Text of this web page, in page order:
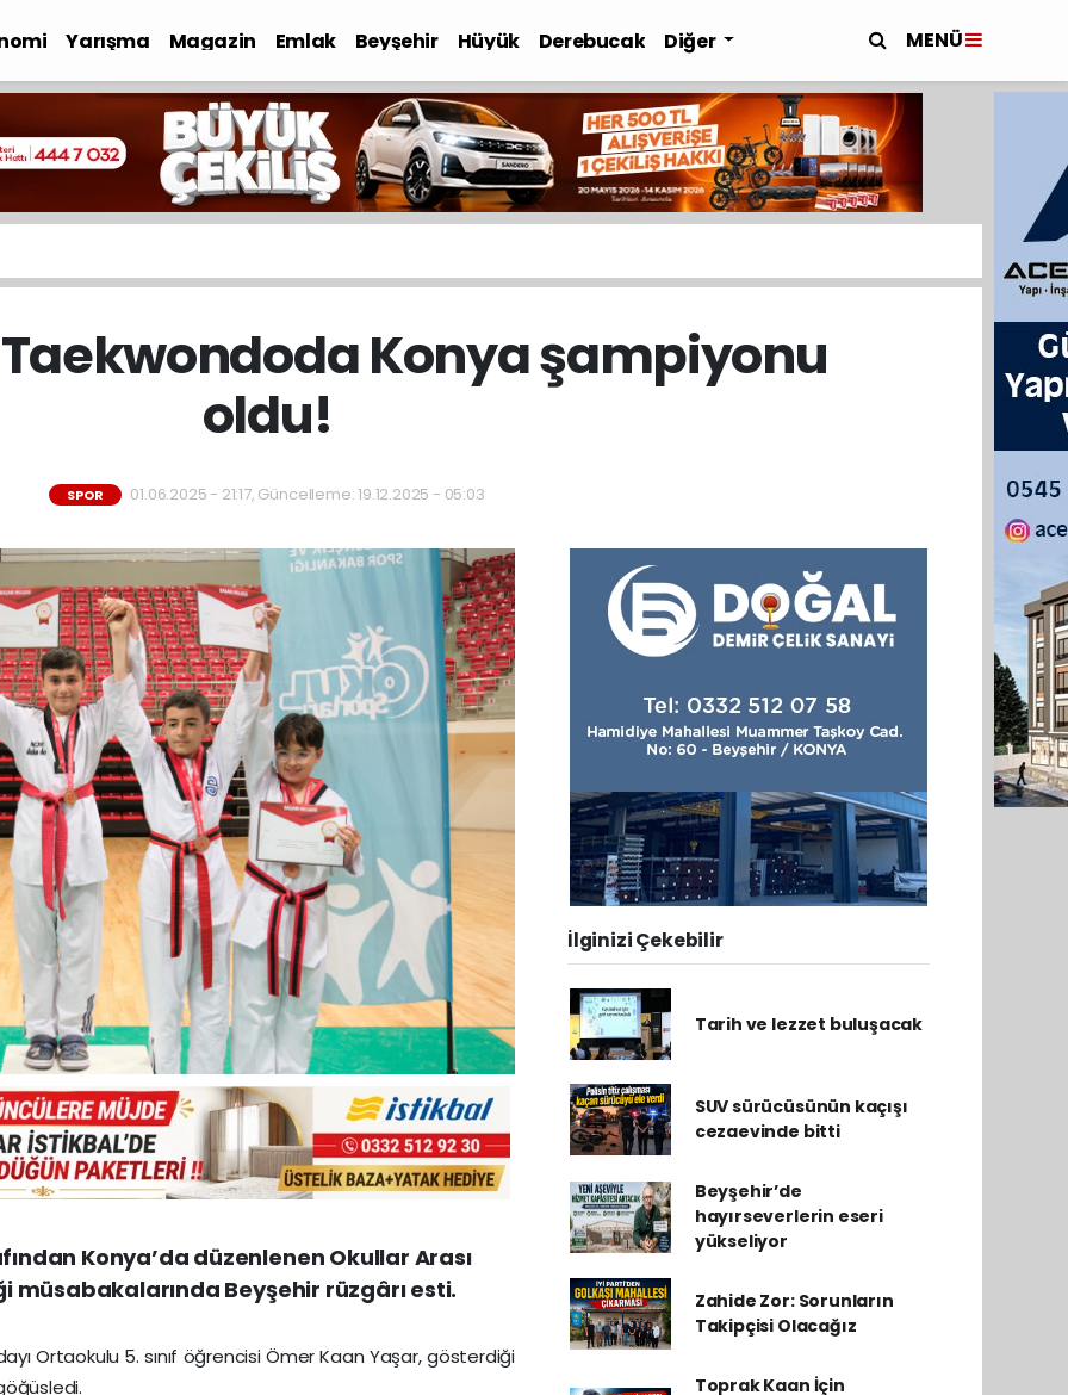
Yarışma Magazin Emlak Beyşehir Hüyük Derebucak Diğer MENÜ
Konya şampiyonu
oldu!
SPOR 01.06.2025 - 21:17, Güncelleme: 19.12.2025 - 05:03
Konya’da düzenlenen Okullar Arası
müsabakalarında Beyşehir rüzgârı esti.
Ortaokulu 5. sınıf öğrencisi Ömer Kaan Yaşar, gösterdiği
İlginizi Çekebilir
Tarih ve lezzet buluşacak
SUV sürücüsünün kaçışı
cezaevinde bitti
Beyşehir’de
hayırseverlerin eseri
yükseliyor
Zahide Zor: Sorunların
Takipçisi Olacağız
Toprak Kaan İçin